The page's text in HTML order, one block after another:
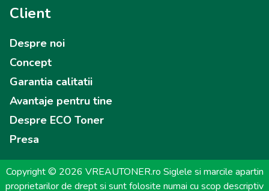
Client
Despre noi
Concept
Garantia calitatii
Avantaje pentru tine
Despre ECO Toner
Presa
Copyright © 2026 VREAUTONER.ro Siglele si marcile apartin
proprietarilor de drept si sunt folosite numai cu scop descriptiv